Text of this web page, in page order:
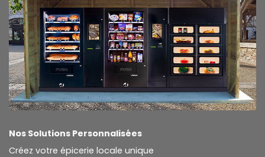
Nos Solutions Personnalisées
Créez votre épicerie locale unique